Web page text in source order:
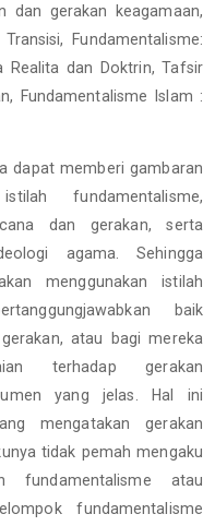
dan gerakan keagamaan,
Fundamentalisme:
Realita dan Doktrin, Tafsir
Fundamentalisme Islam :
dapat memberi gambaran
fundamentalisme,
dan gerakan, serta
agama. Sehingga
menggunakan istilah
baik
atau bagi mereka
terhadap gerakan
yang jelas. Hal ini
mengatakan gerakan
tidak pemah mengaku
fundamentalisme atau
fundamentalisme